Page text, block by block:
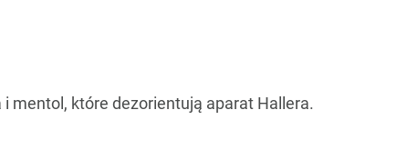
mentol, które dezorientują aparat Hallera.